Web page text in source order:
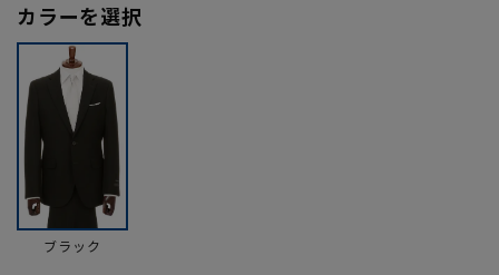
カラーを選択
ブラック